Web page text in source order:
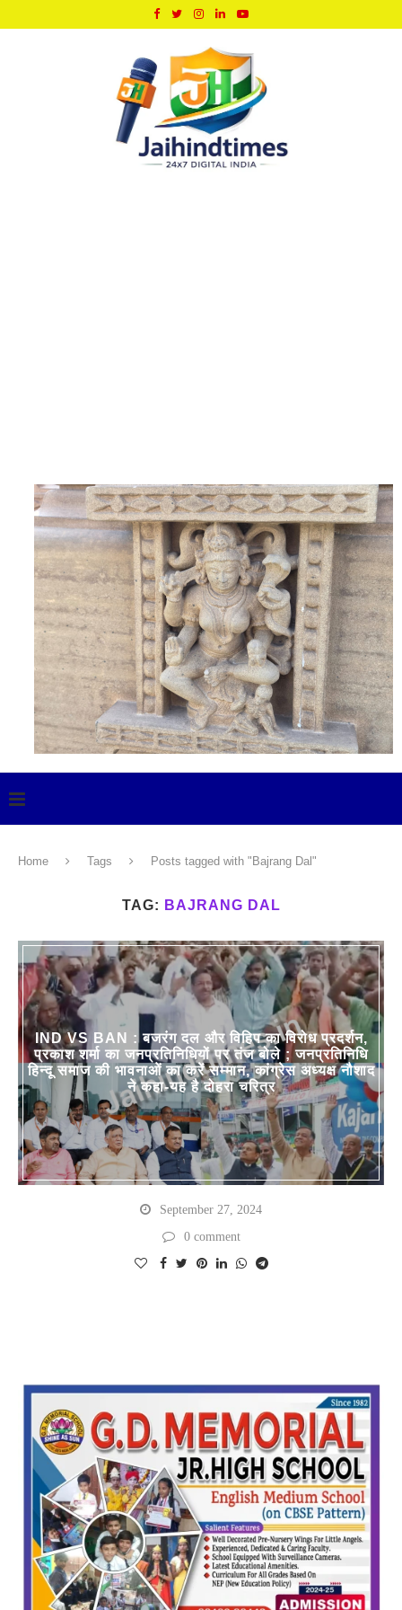
Home Tags Posts tagged with "Bajrang Dal"
TAG: BAJRANG DAL
IND VS BAN : बजरंग दल और विहिप का विरोध प्रदर्शन,
प्रकाश शर्मा का जनप्रतिनिधियों पर तंज बोले ; जनप्रतिनिधि
हिन्दू समाज की भावनाओं का करें सम्मान, कांग्रेस अध्यक्ष नौशाद
ने कहा-यह है दोहरा चरित्र
September 27, 2024
0 comment